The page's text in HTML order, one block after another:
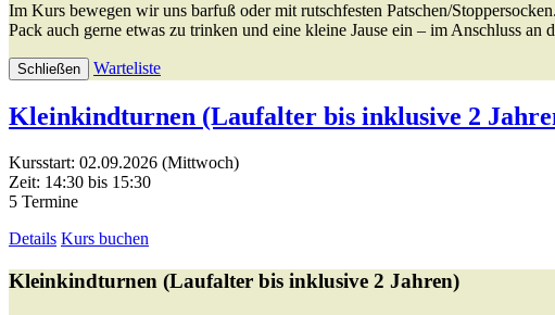
Im Kurs bewegen wir uns barfuß oder mit rutschfesten Patschen/Stoppersocken.
Pack auch gerne etwas zu trinken und eine kleine Jause ein – im Anschluss
Schließen Warteliste
Kleinkindturnen (Laufalter bis inklusive 2
Kursstart: 02.09.2026 (Mittwoch)
Zeit: 14:30 bis 15:30
5 Termine
Details Kurs buchen
Kleinkindturnen (Laufalter bis inklusive 2 Jahren)